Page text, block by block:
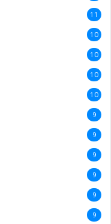
11
10
10
10
10
9
9
9
9
9
9